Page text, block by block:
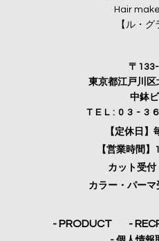
Hair
【ル・グ
〒
東京都江戸川
中鉢
TEL:03-
【定休日】
【営業時間
カット受付
カラー・パー
- PRODUCT -